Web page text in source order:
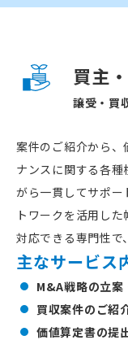
買主
譲受・買
案件のご紹介から、
ナンスに関する各
がら一貫してサポー
トワークを活用し
対応できる専門性で
主なサービス
M&A戦略の立案
買収案件のご紹
価値算定書の提